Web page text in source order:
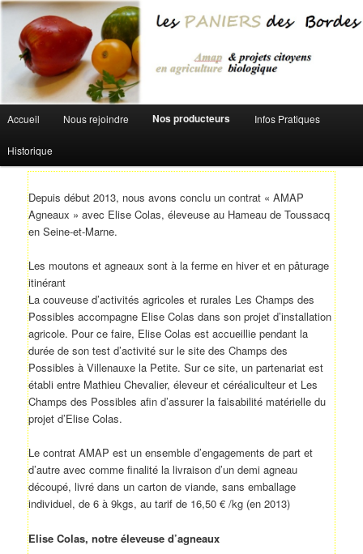
Aller au contenu principal
Accueil Nous rejoindre Nos producteurs Infos Pratiques
Historique
Depuis début 2013, nous avons conclu un contrat « AMAP
Agneaux » avec Elise Colas, éleveuse au Hameau de Toussacq
en Seine-et-Marne.
Les moutons et agneaux sont à la ferme en hiver et en pâturage
itinérant
La couveuse d’activités agricoles et rurales Les Champs des
Possibles accompagne Elise Colas dans son projet d’installation
agricole. Pour ce faire, Elise Colas est accueillie pendant la
durée de son test d’activité sur le site des Champs des
Possibles à Villenauxe la Petite. Sur ce site, un partenariat est
établi entre Mathieu Chevalier, éleveur et céréaliculteur et Les
Champs des Possibles afin d’assurer la faisabilité matérielle du
projet d’Elise Colas.
Le contrat AMAP est un ensemble d’engagements de part et
d’autre avec comme finalité la livraison d’un demi agneau
découpé, livré dans un carton de viande, sans emballage
individuel, de 6 à 9kgs, au tarif de 16,50 € /kg (en 2013)
Elise Colas, notre éleveuse d’agneaux